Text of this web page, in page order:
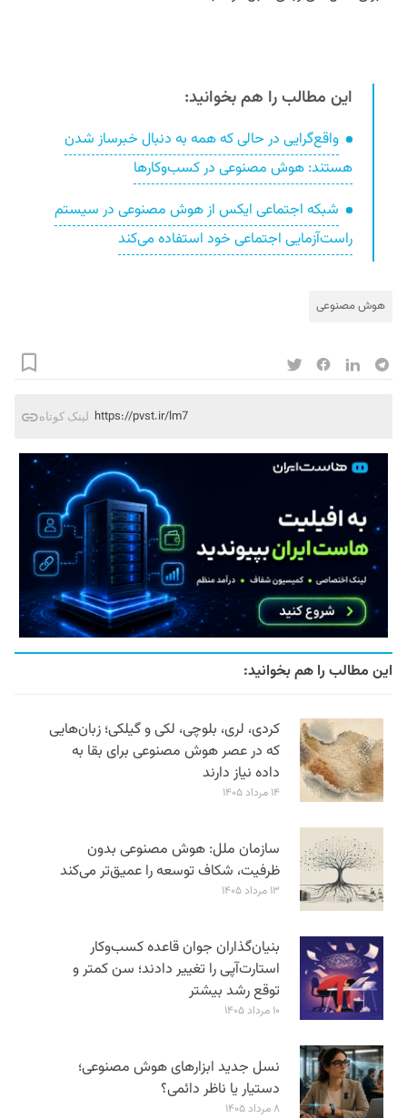
این مطالب را هم بخوانید:
واقع‌گرایی در حالی که همه به دنبال خبرساز شدن
هستند: هوش مصنوعی در کسب‌وکارها
شبکه اجتماعی ایکس از هوش مصنوعی در سیستم
راست‌آزمایی اجتماعی خود استفاده می‌کند
هوش مصنوعی
لینک کوتاه https://pvst.ir/lm7
این مطالب را هم بخوانید:
کردی، لری، بلوچی، لکی و گیلکی؛ زبان‌هایی
که در عصر هوش مصنوعی برای بقا به
داده نیاز دارند
۱۴ مرداد ۱۴۰۵
سازمان ملل: هوش مصنوعی بدون
ظرفیت، شکاف توسعه را عمیق‌تر می‌کند
۱۳ مرداد ۱۴۰۵
بنیان‌گذاران جوان قاعده کسب‌وکار
استارت‌آپی را تغییر دادند؛ سن‌ کمتر و
توقع رشد بیشتر
۱۰ مرداد ۱۴۰۵
نسل جدید ابزارهای هوش مصنوعی؛
دستیار یا ناظر دائمی؟
۸ مرداد ۱۴۰۵